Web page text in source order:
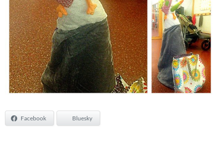
Facebook Bluesky